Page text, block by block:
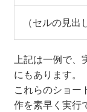
（セルの見
上記は一例で、
にもあります。
これらのショー
作を素早く実行